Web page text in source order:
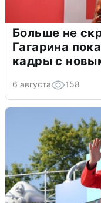
Больше не
Гагарина
кадры с
6 августа 158